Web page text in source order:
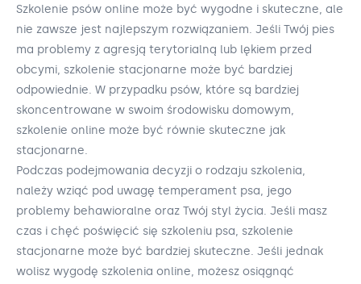
Szkolenie psów online może być wygodne i skuteczne, ale
nie zawsze jest najlepszym rozwiązaniem. Jeśli Twój pies
ma problemy z agresją terytorialną lub lękiem przed
obcymi, szkolenie stacjonarne może być bardziej
odpowiednie. W przypadku psów, które są bardziej
skoncentrowane w swoim środowisku domowym,
szkolenie online może być równie skuteczne jak
stacjonarne.
Podczas podejmowania decyzji o rodzaju szkolenia,
należy wziąć pod uwagę temperament psa, jego
problemy behawioralne oraz Twój styl życia. Jeśli masz
czas i chęć poświęcić się szkoleniu psa, szkolenie
stacjonarne może być bardziej skuteczne. Jeśli jednak
wolisz wygodę szkolenia online, możesz osiągnąć